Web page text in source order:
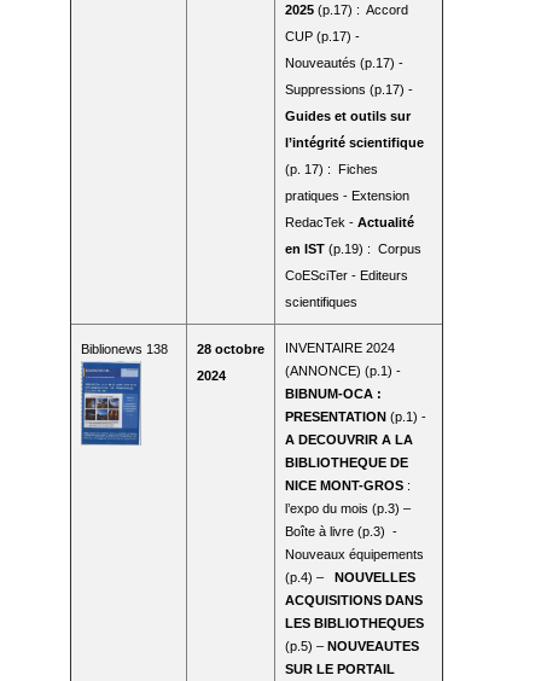
2025 (p.17) : Accord
CUP (p.17) -
Nouveautés (p.17) -
Suppressions (p.17) -
Guides et outils sur
l’intégrité scientifique
(p. 17) : Fiches
pratiques - Extension
RedacTek - Actualité
en IST (p.19) : Corpus
CoESciTer - Editeurs
scientifiques
Biblionews 138
28 octobre
2024
INVENTAIRE 2024
(ANNONCE) (p.1) -
BIBNUM-OCA :
PRESENTATION (p.1) -
A DECOUVRIR A LA
BIBLIOTHEQUE DE
NICE MONT-GROS :
l’expo du mois (p.3) –
Boîte à livre (p.3) -
Nouveaux équipements
(p.4) – NOUVELLES
ACQUISITIONS DANS
LES BIBLIOTHEQUES
(p.5) – NOUVEAUTES
SUR LE PORTAIL